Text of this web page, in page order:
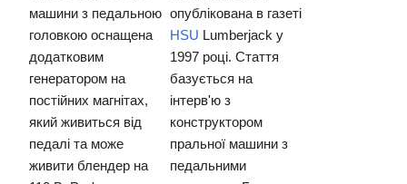
машини з педальною
головкою оснащена
додатковим
генератором на
постійних магнітах,
який живиться від
педалі та може
живити блендер на
опублікована в газеті
HSU Lumberjack у
1997 році. Стаття
базується на
інтерв'ю з
конструктором
пральної машини з
педальними